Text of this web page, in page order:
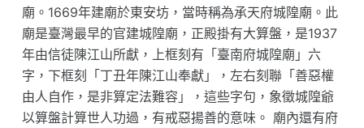
廟。1669年建廟於東安坊，當時稱為承天府城隍廟。此
廟是臺灣最早的官建城隍廟，正殿掛有大算盤，是1937
年由信徒陳江山所獻，上框刻有「臺南府城隍廟」六
字，下框刻「丁丑年陳江山奉獻」，左右刻聯「善惡權
由人自作，是非算定法難容」，這些字句，象徵城隍爺
以算盤計算世人功過，有戒惡揚善的意味。 廟內還有府